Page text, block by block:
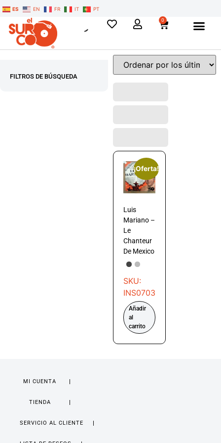
ES EN FR IT PT
0
FILTROS DE BÚSQUEDA
¡Oferta!
Luis
Mariano –
Le
Chanteur
De Mexico
SKU:
INS0703
Añadir
al
carrito
MI CUENTA
TIENDA
SERVICIO AL CLIENTE